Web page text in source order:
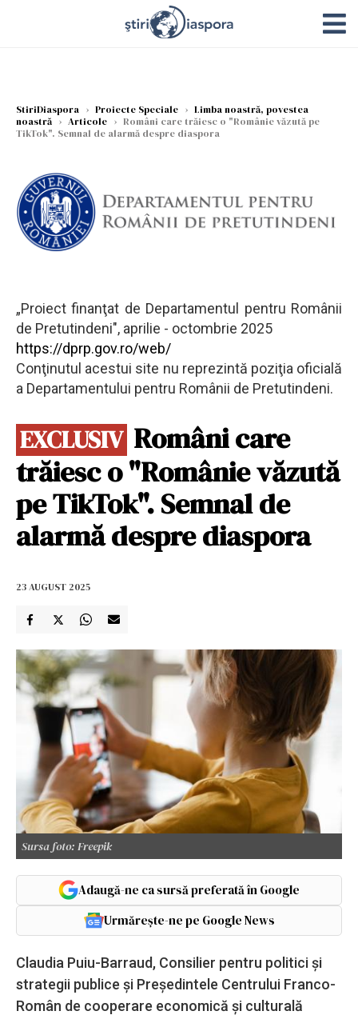
StiriDiaspora › Proiecte Speciale › Limba noastră, povestea
noastră › Articole › Români care trăiesc o "Românie văzută pe
TikTok". Semnal de alarmă despre diaspora
„Proiect finanţat de Departamentul pentru Românii
de Pretutindeni", aprilie - octombrie 2025
https://dprp.gov.ro/web/
Conţinutul acestui site nu reprezintă poziţia oficială
a Departamentului pentru Românii de Pretutindeni.
EXCLUSIV Români care
trăiesc o "Românie văzută
pe TikTok". Semnal de
alarmă despre diaspora
23 AUGUST 2025
Sursa foto: Freepik
Adaugă-ne ca sursă preferată în Google
Urmărește-ne pe Google News
Claudia Puiu-Barraud, Consilier pentru politici și
strategii publice și Președintele Centrului Franco-
Român de cooperare economică și culturală